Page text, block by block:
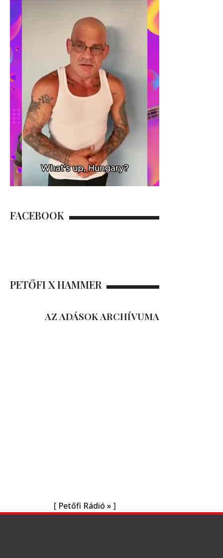
FACEBOOK
PETŐFI X HAMMER
AZ ADÁSOK ARCHÍVUMA
[ Petőfi Rádió »]